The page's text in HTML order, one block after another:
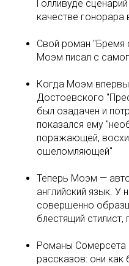
Голливуде
качестве гонорара
Свой роман "Бремя
Моэм писал с
Когда Моэм
Достоевского
был озадачен и
показался ему
поражающей,
ошеломляющей"
Теперь Моэм —
английский язык. У
совершенно
блестящий
Романы Сомерсета
рассказов: они